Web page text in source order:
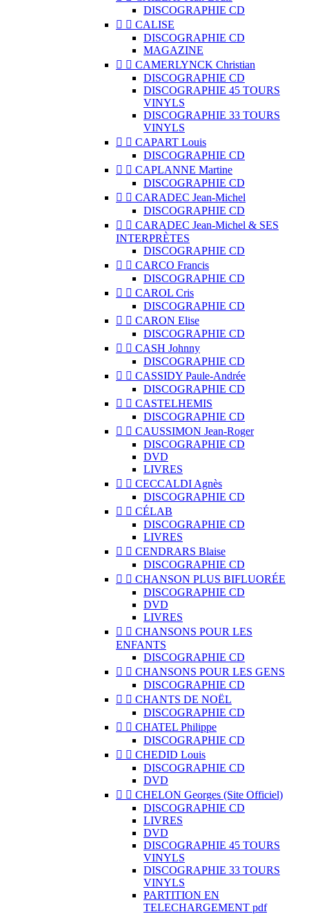
DISCOGRAPHIE CD
  CALISE
DISCOGRAPHIE CD
MAGAZINE
  CAMERLYNCK Christian
DISCOGRAPHIE CD
DISCOGRAPHIE 45 TOURS
VINYLS
DISCOGRAPHIE 33 TOURS
VINYLS
  CAPART Louis
DISCOGRAPHIE CD
  CAPLANNE Martine
DISCOGRAPHIE CD
  CARADEC Jean-Michel
DISCOGRAPHIE CD
  CARADEC Jean-Michel & SES
INTERPRÈTES
DISCOGRAPHIE CD
  CARCO Francis
DISCOGRAPHIE CD
  CAROL Cris
DISCOGRAPHIE CD
  CARON Elise
DISCOGRAPHIE CD
  CASH Johnny
DISCOGRAPHIE CD
  CASSIDY Paule-Andrée
DISCOGRAPHIE CD
  CASTELHEMIS
DISCOGRAPHIE CD
  CAUSSIMON Jean-Roger
DISCOGRAPHIE CD
DVD
LIVRES
  CECCALDI Agnès
DISCOGRAPHIE CD
  CÉLAB
DISCOGRAPHIE CD
LIVRES
  CENDRARS Blaise
DISCOGRAPHIE CD
  CHANSON PLUS BIFLUORÉE
DISCOGRAPHIE CD
DVD
LIVRES
  CHANSONS POUR LES
ENFANTS
DISCOGRAPHIE CD
  CHANSONS POUR LES GENS
DISCOGRAPHIE CD
  CHANTS DE NOËL
DISCOGRAPHIE CD
  CHATEL Philippe
DISCOGRAPHIE CD
  CHEDID Louis
DISCOGRAPHIE CD
DVD
  CHELON Georges (Site Officiel)
DISCOGRAPHIE CD
LIVRES
DVD
DISCOGRAPHIE 45 TOURS
VINYLS
DISCOGRAPHIE 33 TOURS
VINYLS
PARTITION EN
TELECHARGEMENT pdf